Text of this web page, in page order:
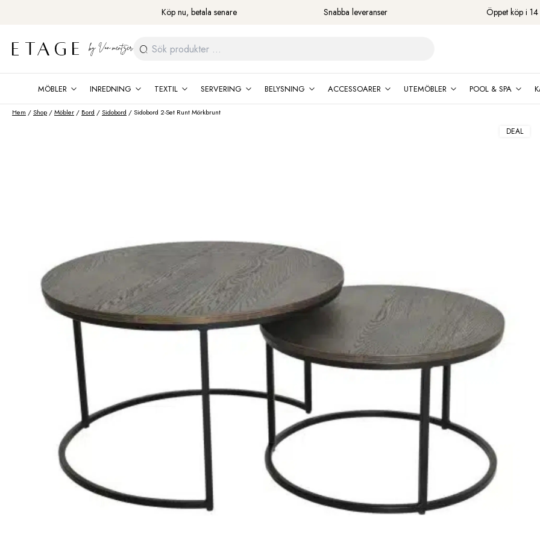
Köp nu, betala senare Snabba leveranser Öppet köp i
Sök
efter:
MÖBLER INREDNING TEXTIL SERVERING BELYSNING ACCESSOARER UTEMÖBLER POOL & SPA
Hem /Shop /Möbler / Bord /Sidobord / Sidobord 2-Set Runt Mörkbrunt
DEAL